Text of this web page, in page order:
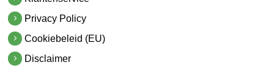
Privacy Policy
Cookiebeleid (EU)
Disclaimer